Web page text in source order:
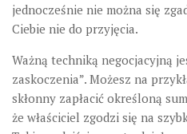
jednocześnie nie można się
Ciebie nie do przyjęcia.
Ważną techniką negocjacyjną
zaskoczenia”. Możesz na
skłonny zapłacić określoną
że właściciel zgodzi się na